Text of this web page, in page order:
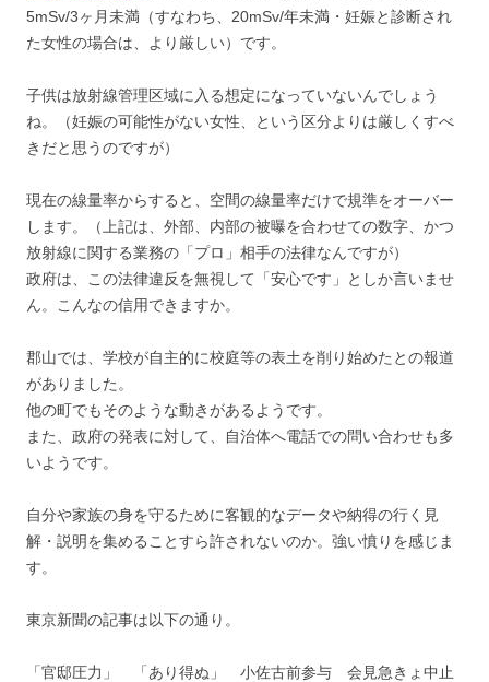
5mSv/3ヶ月未満（すなわち、20mSv/年未満・妊娠と診断され
た女性の場合は、より厳しい）です。
子供は放射線管理区域に入る想定になっていないんでしょう
ね。（妊娠の可能性がない女性、という区分よりは厳しくすべ
きだと思うのですが）
現在の線量率からすると、空間の線量率だけで規準をオーバー
します。（上記は、外部、内部の被曝を合わせての数字、かつ
放射線に関する業務の「プロ」相手の法律なんですが）
政府は、この法律違反を無視して「安心です」としか言いませ
ん。こんなの信用できますか。
郡山では、学校が自主的に校庭等の表土を削り始めたとの報道
がありました。
他の町でもそのような動きがあるようです。
また、政府の発表に対して、自治体へ電話での問い合わせも多
いようです。
自分や家族の身を守るために客観的なデータや納得の行く見
解・説明を集めることすら許されないのか。強い憤りを感じま
す。
東京新聞の記事は以下の通り。
「官邸圧力」 「あり得ぬ」 小佐古前参与 会見急きょ中止